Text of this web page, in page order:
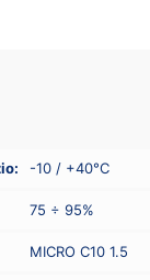
-10 / +40°C
75 ÷ 95%
MICRO C10 1.5